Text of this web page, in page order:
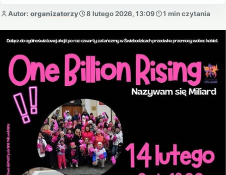
Autor: organizatorzy 8 lutego 2026, 13:09 1 min czytania